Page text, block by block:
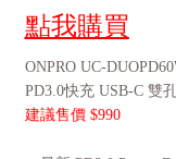
點我購買
ONPRO UC-
PD3.0快充 USB-C 雙
建議售價 $990